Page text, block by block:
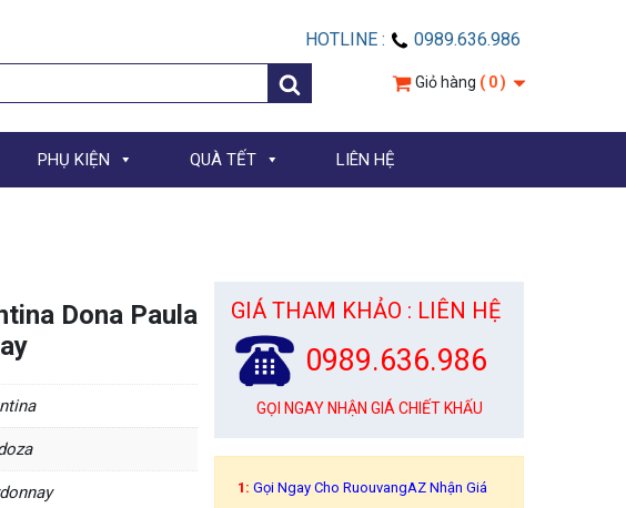
HOTLINE :
0989.636.986
Giỏ hàng ( 0 )
PHỤ KIỆN QUÀ TẾT LIÊN HỆ
Dona Paula
GIÁ THAM KHẢO : LIÊN HỆ
0989.636.986
GỌI NGAY NHẬN GIÁ CHIẾT KHẤU
1:Gọi Ngay Cho RuouvangAZ Nhận Giá